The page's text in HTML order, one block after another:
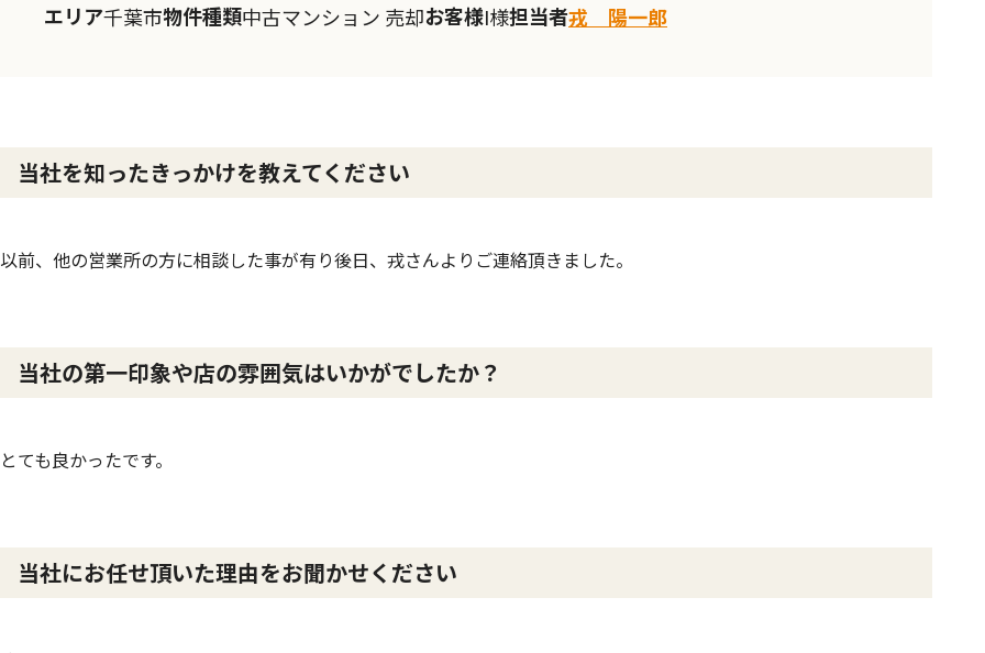
エリア千葉市物件種類中古マンション 売却お客様I様担当者戎 陽一郎
当社を知ったきっかけを教えてください
以前、他の営業所の方に相談した事が有り後日、戎さんよりご連絡頂きました。
当社の第一印象や店の雰囲気はいかがでしたか？
とても良かったです。
当社にお任せ頂いた理由をお聞かせください